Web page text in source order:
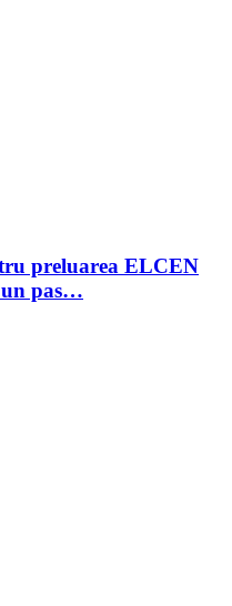
preluarea ELCEN
un pas…